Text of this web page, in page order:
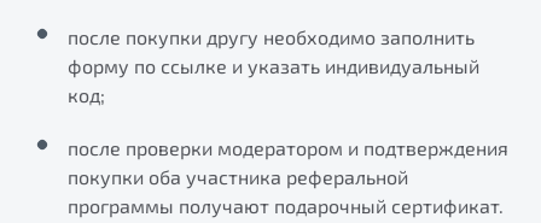
Универсальный кроссовер
от 2 499 990 ₽*
Спецпредложения
Калькулятор ТО
Клиентская поддержка
после покупки другу необходимо заполнить
форму по ссылке и указать индивидуальный
код;
после проверки модератором и подтверждения
покупки оба участника реферальной
программы получают подарочный сертификат.